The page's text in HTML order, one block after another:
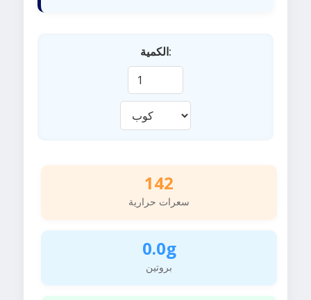
الكمية:
142
سعرات حرارية
0.0g
بروتين